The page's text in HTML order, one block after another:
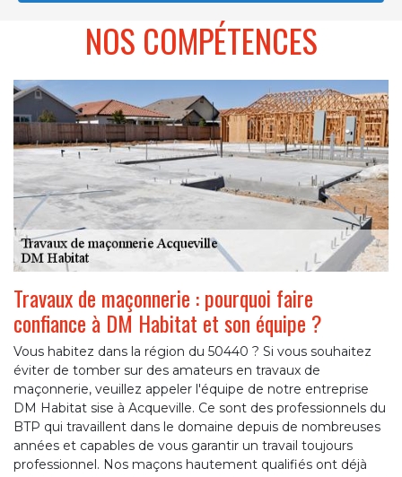
NOS COMPÉTENCES
Travaux de maçonnerie : pourquoi faire
confiance à DM Habitat et son équipe ?
Vous habitez dans la région du 50440 ? Si vous souhaitez
éviter de tomber sur des amateurs en travaux de
maçonnerie, veuillez appeler l'équipe de notre entreprise
DM Habitat sise à Acqueville. Ce sont des professionnels du
BTP qui travaillent dans le domaine depuis de nombreuses
années et capables de vous garantir un travail toujours
professionnel. Nos maçons hautement qualifiés ont déjà